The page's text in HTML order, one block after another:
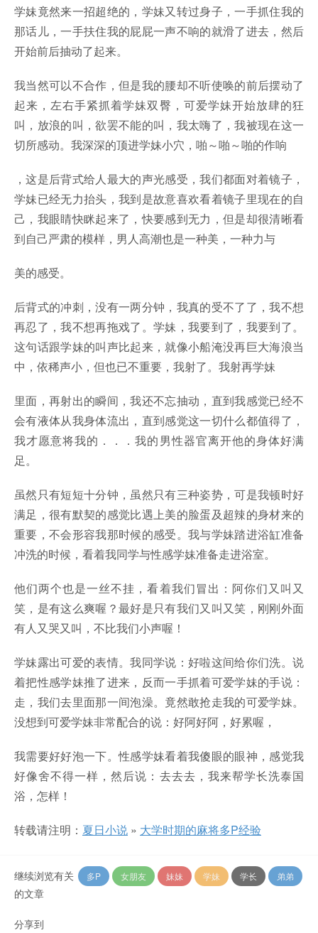
学妹竟然来一招超绝的，学妹又转过身子，一手抓住我的
那话儿，一手扶住我的屁屁一声不响的就滑了进去，然后
开始前后抽动了起来。
我当然可以不合作，但是我的腰却不听使唤的前后摆动了
起来，左右手紧抓着学妹双臀，可爱学妹开始放肆的狂
叫，放浪的叫，欲罢不能的叫，我太嗨了，我被现在这一
切所感动。我深深的顶进学妹小穴，啪～啪～啪的作响
，这是后背式给人最大的声光感受，我们都面对着镜子，
学妹已经无力抬头，我到是故意喜欢看着镜子里现在的自
己，我眼睛快眯起来了，快要感到无力，但是却很清晰看
到自己严肃的模样，男人高潮也是一种美，一种力与
美的感受。
后背式的冲刺，没有一两分钟，我真的受不了了，我不想
再忍了，我不想再拖戏了。学妹，我要到了，我要到了。
这句话跟学妹的叫声比起来，就像小船淹没再巨大海浪当
中，依稀声小，但也已不重要，我射了。我射再学妹
里面，再射出的瞬间，我还不忘抽动，直到我感觉已经不
会有液体从我身体流出，直到感觉这一切什么都值得了，
我才愿意将我的．．．我的男性器官离开他的身体好满
足。
虽然只有短短十分钟，虽然只有三种姿势，可是我顿时好
满足，很有默契的感觉比遇上美的脸蛋及超辣的身材来的
重要，不会形容我那时候的感受。我与学妹踏进浴缸准备
冲洗的时候，看着我同学与性感学妹准备走进浴室。
他们两个也是一丝不挂，看着我们冒出：阿你们又叫又
笑，是有这么爽喔？最好是只有我们又叫又笑，刚刚外面
有人又哭又叫，不比我们小声喔！
学妹露出可爱的表情。我同学说：好啦这间给你们洗。说
着把性感学妹推了进来，反而一手抓着可爱学妹的手说：
走，我们去里面那一间泡澡。竟然敢抢走我的可爱学妹。
没想到可爱学妹非常配合的说：好阿好阿，好累喔，
我需要好好泡一下。性感学妹看着我傻眼的眼神，感觉我
好像舍不得一样，然后说：去去去，我来帮学长洗泰国
浴，怎样！
转载请注明： 夏日小说 » 大学时期的麻将多P经验
继续浏览有关 多P 女朋友 妹妹 学妹 学长 弟弟
的文章
分享到